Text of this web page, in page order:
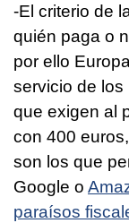
-El criterio de
quién paga o
por ello
servicio de
que exigen al
con 400
son los que
Google o
paraísos